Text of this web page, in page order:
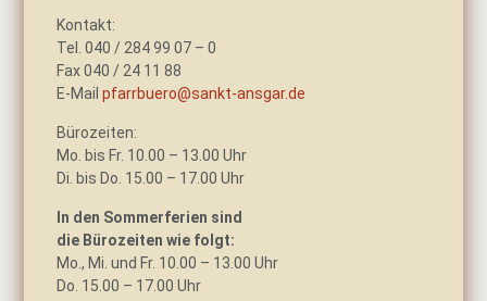
Kontakt:
Tel. 040 / 284 99 07 – 0
Fax 040 / 24 11 88
E-Mailpfarrbuero@sankt-ansgar.de
Bürozeiten:
Mo. bis Fr. 10.00 – 13.00 Uhr
Di. bis Do. 15.00 – 17.00 Uhr
In den Sommerferien sind
die Bürozeiten wie folgt:
Mo., Mi. und Fr. 10.00 – 13.00 Uhr
Do. 15.00 – 17.00 Uhr